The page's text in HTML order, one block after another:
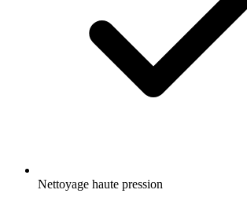
Nettoyage haute pression